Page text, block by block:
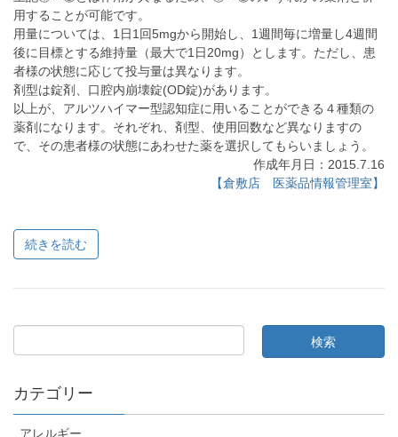
用することが可能です。
用量については、1日1回5mgから開始し、1週間毎に増量し4週間
後に目標とする維持量（最大で1日20mg）とします。ただし、患
者様の状態に応じて投与量は異なります。
剤型は錠剤、口腔内崩壊錠(OD錠)があります。
以上が、アルツハイマー型認知症に用いることができる４種類の
薬剤になります。それぞれ、剤型、使用回数など異なりますの
で、その患者様の状態にあわせた薬を選択してもらいましょう。
作成年月日：2015.7.16
【倉敷店 医薬品情報管理室】
続きを読む
カテゴリー
アレルギー